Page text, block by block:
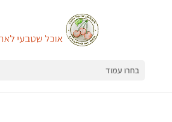
בחרו עמוד